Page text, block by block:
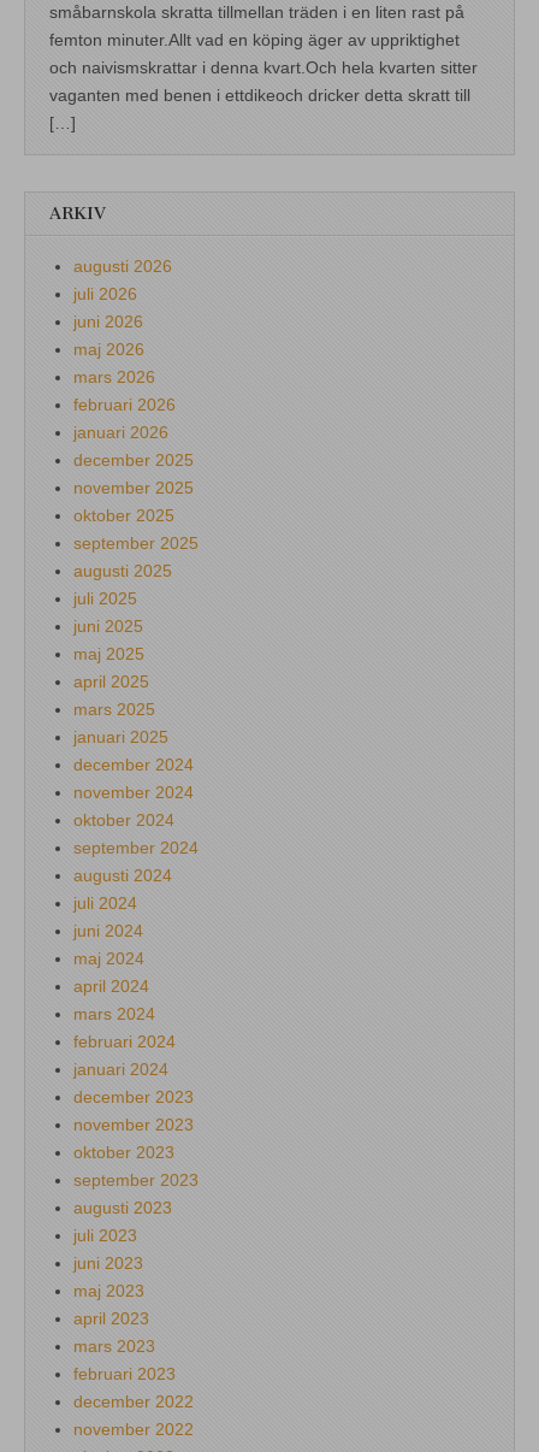
småbarnskola skratta tillmellan träden i en liten rast på
femton minuter.Allt vad en köping äger av uppriktighet
och naivismskrattar i denna kvart.Och hela kvarten sitter
vaganten med benen i ettdikeoch dricker detta skratt till
[…]
ARKIV
augusti 2026
juli 2026
juni 2026
maj 2026
mars 2026
februari 2026
januari 2026
december 2025
november 2025
oktober 2025
september 2025
augusti 2025
juli 2025
juni 2025
maj 2025
april 2025
mars 2025
januari 2025
december 2024
november 2024
oktober 2024
september 2024
augusti 2024
juli 2024
juni 2024
maj 2024
april 2024
mars 2024
februari 2024
januari 2024
december 2023
november 2023
oktober 2023
september 2023
augusti 2023
juli 2023
juni 2023
maj 2023
april 2023
mars 2023
februari 2023
december 2022
november 2022